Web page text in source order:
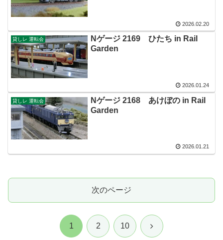
2026.02.20
貸しレ 運転会
Nゲージ 2169 ひたち in Rail
Garden
2026.01.24
貸しレ 運転会
Nゲージ 2168 あけぼの in Rail
Garden
2026.01.21
次のページ
1 2 10 次